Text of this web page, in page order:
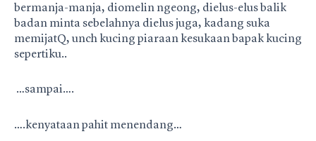
bermanja-manja, diomelin ngeong, dielus-elus balik
badan minta sebelahnya dielus juga, kadang suka
memijatQ, unch kucing piaraan kesukaan bapak kucing
sepertiku..
…sampai….
….kenyataan pahit menendang…